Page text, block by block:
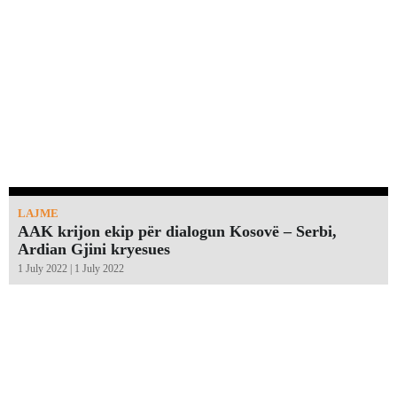
LAJME
AAK krijon ekip për dialogun Kosovë – Serbi,
Ardian Gjini kryesues
1 July 2022 | 1 July 2022